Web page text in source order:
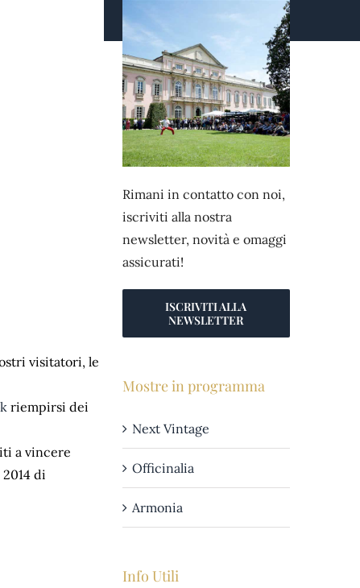
visitatori, le
riempirsi dei
a vincere
di
Rimani in contatto con noi,
iscriviti alla nostra
newsletter, novità e omaggi
assicurati!
ISCRIVITI ALLA
NEWSLETTER
Mostre in programma
Next Vintage
Officinalia
Armonia
Info Utili